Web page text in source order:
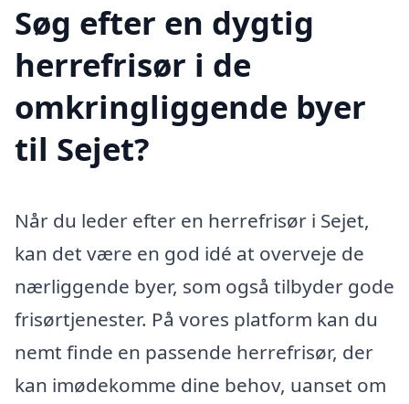
Søg efter en dygtig
herrefrisør i de
omkringliggende byer
til Sejet?
Når du leder efter en herrefrisør i Sejet,
kan det være en god idé at overveje de
nærliggende byer, som også tilbyder gode
frisørtjenester. På vores platform kan du
nemt finde en passende herrefrisør, der
kan imødekomme dine behov, uanset om